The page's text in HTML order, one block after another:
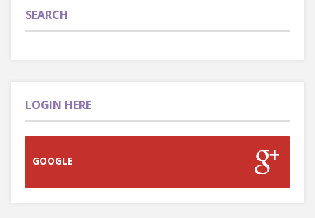
SEARCH
LOGIN HERE
GOOGLE